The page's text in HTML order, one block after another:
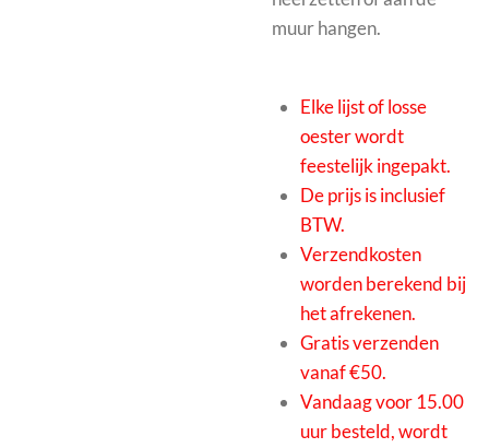
muur hangen.
Elke lijst of losse
oester wordt
feestelijk ingepakt.
De prijs is inclusief
BTW.
Verzendkosten
worden berekend bij
het afrekenen.
Gratis verzenden
vanaf €50.
Vandaag voor 15.00
uur besteld, wordt